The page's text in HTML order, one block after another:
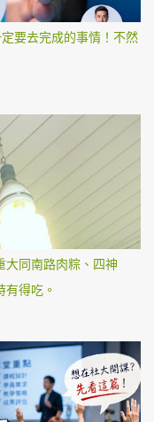
要去完成的事情！不然
同南路肉粽、四神
得吃。